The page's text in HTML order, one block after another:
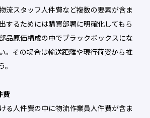
流スタッフ人件費など複数の要素が含ま
するためには購買部署に明確化してもら
品原価構成の中でブラックボックスにな
。その場合は輸送距離や現行荷姿から推
。
費
る人件費の中に物流作業員人件費が含ま